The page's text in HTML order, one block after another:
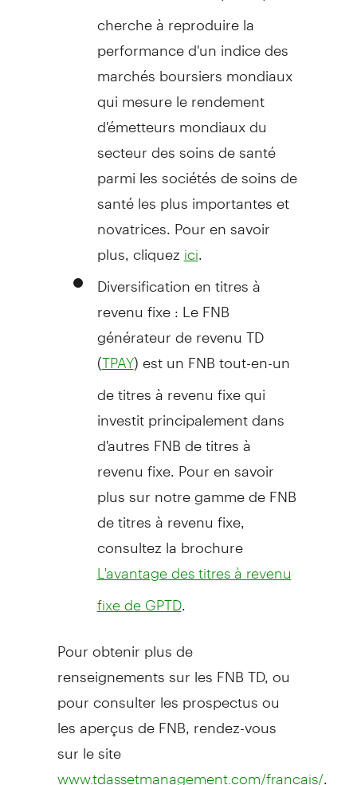
cherche à reproduire la
performance d'un indice des
marchés boursiers mondiaux
qui mesure le rendement
d'émetteurs mondiaux du
secteur des soins de santé
parmi les sociétés de soins de
santé les plus importantes et
novatrices. Pour en savoir
plus, cliquez ici
Diversification en titres à
revenu fixe : Le FNB
générateur de revenu TD
(TPAY) est un FNB tout-en-un
de titres à revenu fixe qui
investit principalement dans
d'autres FNB de titres à
revenu fixe. Pour en savoir
plus sur notre gamme de FNB
de titres à revenu fixe,
consultez la brochure
L'avantage des titres à revenu
fixe de GPTD.
Pour obtenir plus de
renseignements sur les FNB TD, ou
pour consulter les prospectus ou
les aperçus de FNB, rendez-vous
sur le site
www.tdassetmanagement.com/francais/.